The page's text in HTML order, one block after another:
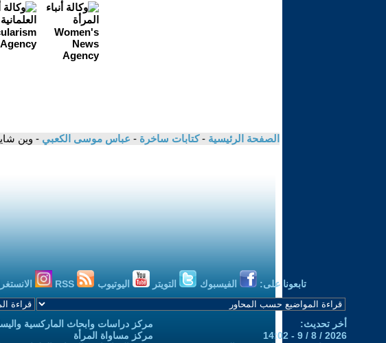
الصفحة الرئيسية -كتابات ساخرة - عباس موسى الكعبي - وين
تابعونا على: الفيسبوك التويتر اليوتيوب
أخر تحديث:
2026 / 8 / 9 - 14:02
مركز دراسات وابحاث الماركسية
مركز مساواة المرأة